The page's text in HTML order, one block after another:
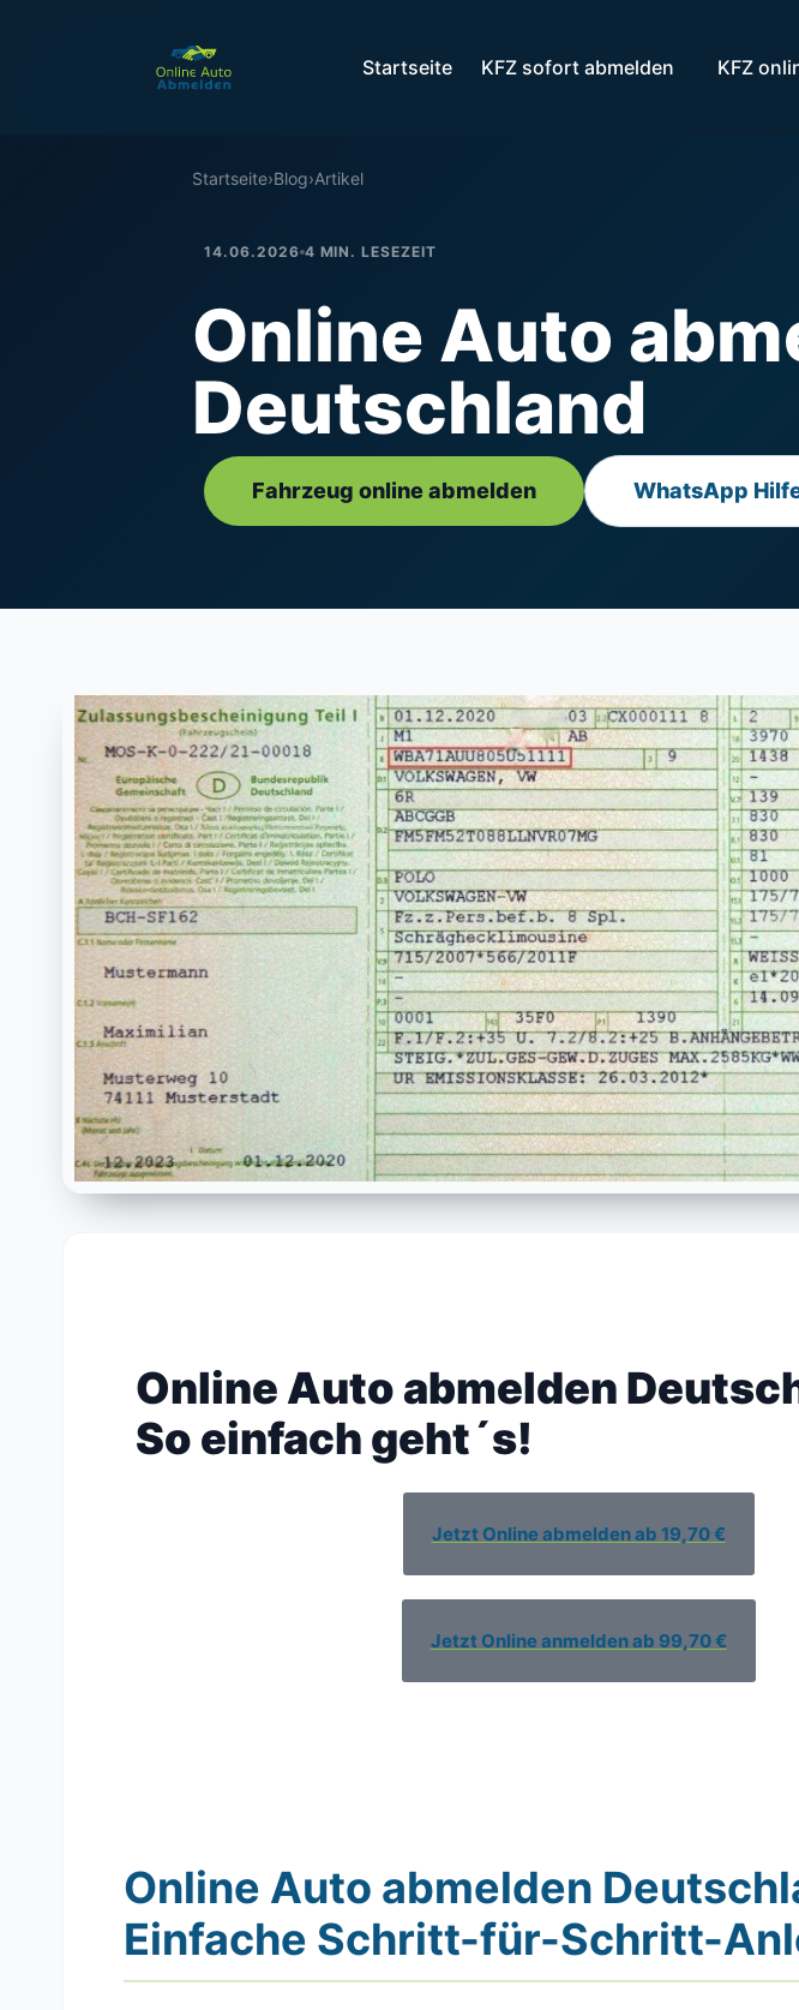
Startseite KFZ sofort abmelden KFZ
Startseite›Blog›Artikel
14.06.2026 4 MIN. LESEZEIT
Online Auto
Deutschland
Fahrzeug online abmelden WhatsApp
Online Auto abmelden
So einfach geht´s!
Jetzt Online abmelden ab 19,70 €
Jetzt Online anmelden ab 99,70 €
Online Auto abmelden
Einfache Schritt-für-Schritt-